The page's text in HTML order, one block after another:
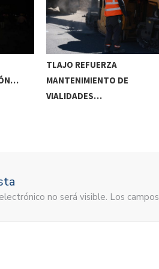
TLAJO REFUERZA
MANTENIMIENTO DE
VIALIDADES…
no será visible. Los